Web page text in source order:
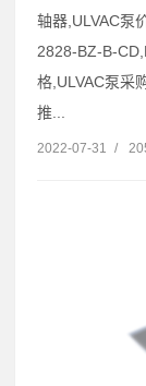
轴器,ULVAC泵
2828-BZ-B-
格,ULVAC泵采
推...
2022-07-31 /